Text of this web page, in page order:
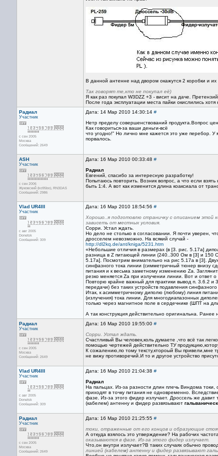
В данной антенне над двором окажутся 2 коробки и
Так говорят те,кто не покупал её)
Я как раз покупал W3DZZ +3 - висит на даче.
После года эксплуатации места пайки окислились
Радиал
Участник
с сен 2005
Москва
Сообщений: 2649
Дата: 14 Мар 2010 14:30:14 #
Нетр пределу совершенствований продукта.Вопрос
Как говориться-за ваши деньги-всё
что угодно!" Но лично мне кажется это уже перебор.
порвалось.
ASH
Участник
с сен 2006
Жуковский (ko95bo), RN3DAS
Сообщений: 2986
Дата: 16 Мар 2010 00:33:48 #
Радиал
Евгений, спасибо за интересную разработку!
Попытаюсь повторить. Возник вопрос, а что если
быть 1:4. А вот как изменится длина коаксиала от
Vlad UR4III
Участник
с авг 2005
Donetsk
Сообщений: 309
Дата: 16 Мар 2010 18:54:56 #
Хорошо..я подготовлю страничку с описанием этой
зависеть от местных условия.
Сорри. Устал ждать.
Но дело не столько в согласовании. Я почти уверен,
дросселем невозможно. На всякий случай -
http://dl2kq.de/ant/kniga/5231.htm
«Небольшие отличия в размерах (в [3. рис. 5.17а]
разница в Z питающей линии (240..300 Ом в [3] и 150
5.17а]. Посмотрим внимательно на рис 5.17а в [3].
синфазного тока линии (симметричный тюнер внизу
питания и к весьма заметному изменению Za.
резко меняется Za при излучении линии. Вот и ответ
Повторю крайне важный для практики вывод п. 3.6.2
передачи) без таких устройств подавления
Итак, к асимметричному диполю (любому) линия
(излучения) тока линии. Для многодиапазонных
только через магнитное поле в сердечнике (ШПТ на
А так конструкция действительно оригинальна. Ранее
Радиал
Участник
с сен 2005
Москва
Сообщений: 2649
Дата: 16 Мар 2010 19:55:00 #
Сорри. Устал ждать.
Счастливый Вы человек,коль думаете ,что всё так
помощью чертежей действительно ТУ
К сожалению,по тому тексту,ктороый Вы привели,мне
не вижу противоречий.И то и другое устройство
Vlad UR4III
Участник
с авг 2005
Donetsk
Сообщений: 309
Дата: 16 Мар 2010 21:04:38 #
Радиал
На пальцах. Из-за разности длин плечь Виндома
приходят в точку питания не одновременно.
фазе. Из-за этого фидер излучает. Дроссель же
(кабелем) антенну и фидер развязывают
Радиал
Участник
с сен 2005
Москва
Сообщений: 2649
Дата: 16 Мар 2010 21:25:55 #
токи, отраженные от его концов и образующие
А откуда взялось это утверждение? На рабочих
оказываются в фазе. Из-за этого фидер излучает.
Что,он внутри излучает?В таких случаях обычно
линией (кабелем) антенну и фидер развязывают